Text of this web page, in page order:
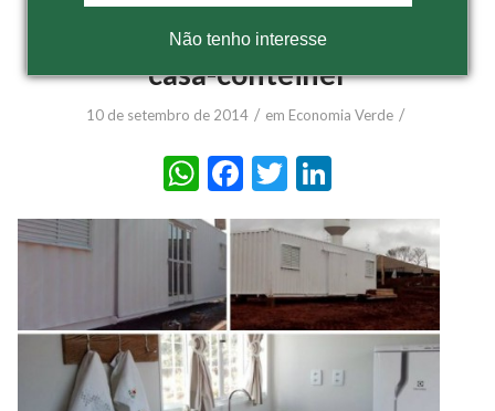
Não tenho interesse
Paranaense projeta sua própria
casa-contêiner
10 de setembro de 2014 / em Economia Verde /
WhatsApp
Facebook
Twitter